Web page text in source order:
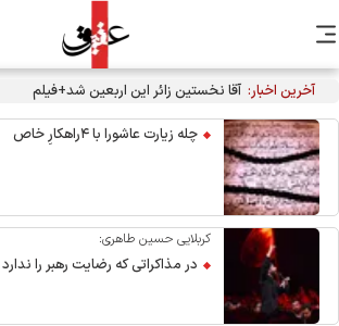
آخرین اخبار: آقا نخستین زائر این اربعین شد+فیلم
چله زیارت عاشورا با ۴راهکارِ خاص
کربلایی حسین طاهری:
در مذاکراتی که رضایت رهبر را